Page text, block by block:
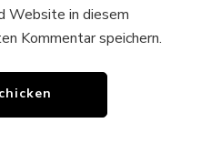
Website in diesem
Kommentar speichern.